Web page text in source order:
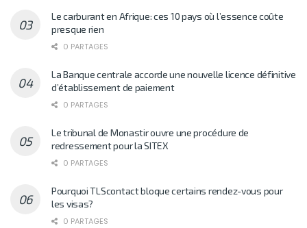
Le carburant en Afrique: ces 10 pays où l’essence coûte
presque rien
0 PARTAGES
La Banque centrale accorde une nouvelle licence définitive
d’établissement de paiement
0 PARTAGES
Le tribunal de Monastir ouvre une procédure de
redressement pour la SITEX
0 PARTAGES
Pourquoi TLScontact bloque certains rendez-vous pour
les visas?
0 PARTAGES